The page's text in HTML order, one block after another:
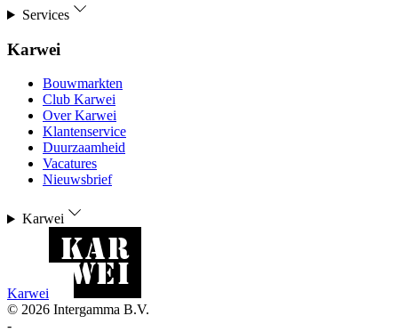
Services
Karwei
Bouwmarkten
Club Karwei
Over Karwei
Klantenservice
Duurzaamheid
Vacatures
Nieuwsbrief
Karwei
Karwei
© 2026 Intergamma B.V.
-